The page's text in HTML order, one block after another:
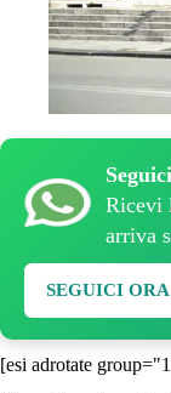
Ricevi
arriva
SEGUICI ORA
[esi adrotate